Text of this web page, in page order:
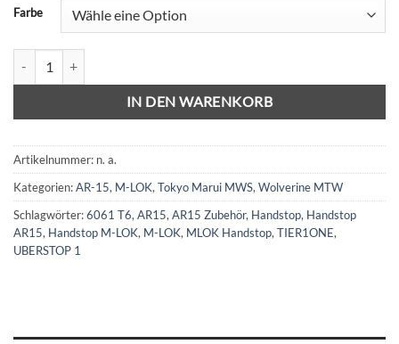
Farbe
IN DEN WARENKORB
Artikelnummer: n. a.
Kategorien:AR-15, M-LOK, Tokyo Marui MWS, Wolverine MTW
Schlagwörter:6061 T6, AR15, AR15 Zubehör, Handstop, Handstop
AR15, Handstop M-LOK, M-LOK, MLOK Handstop, TIER1ONE,
UBERSTOP 1